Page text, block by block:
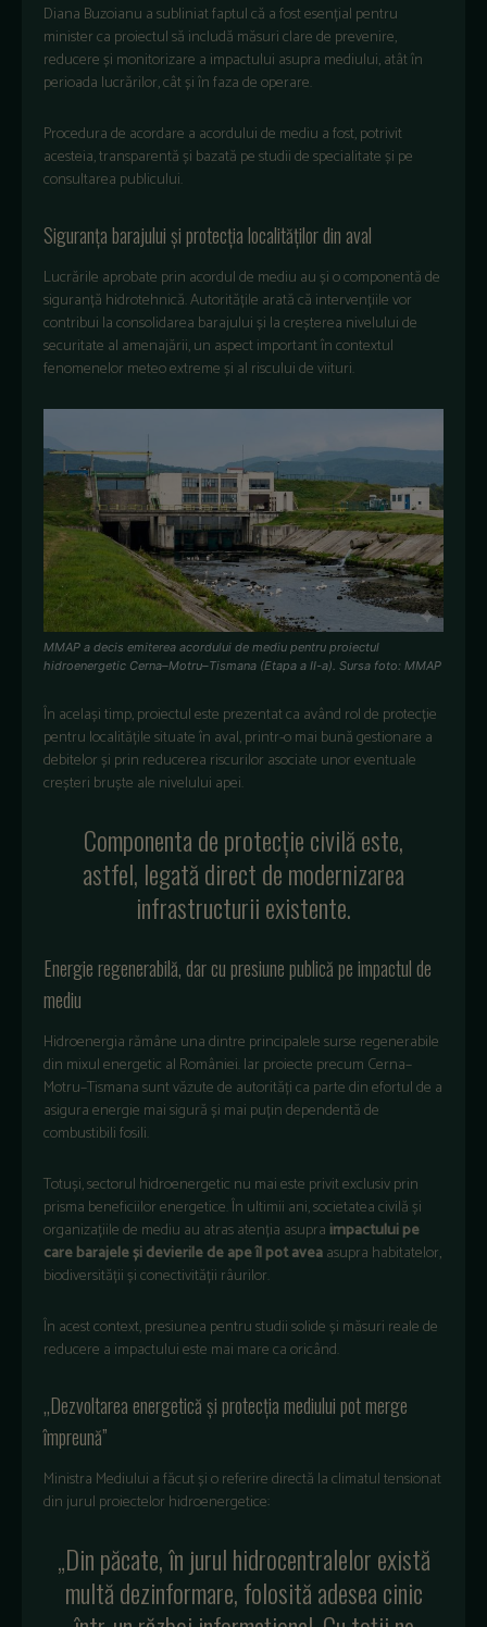
Diana Buzoianu a subliniat faptul că a fost esențial pentru
minister ca proiectul să includă măsuri clare de prevenire,
reducere și monitorizare a impactului asupra mediului, atât în
perioada lucrărilor, cât și în faza de operare.
Procedura de acordare a acordului de mediu a fost, potrivit
acesteia, transparentă și bazată pe studii de specialitate și pe
consultarea publicului.
Siguranța barajului și protecția localităților din aval
Lucrările aprobate prin acordul de mediu au și o componentă de
siguranță hidrotehnică. Autoritățile arată că intervențiile vor
contribui la consolidarea barajului și la creșterea nivelului de
securitate al amenajării, un aspect important în contextul
fenomenelor meteo extreme și al riscului de viituri.
MMAP a decis emiterea acordului de mediu pentru proiectul
hidroenergetic Cerna–Motru–Tismana (Etapa a II-a). Sursa foto: MMAP
În același timp, proiectul este prezentat ca având rol de protecție
pentru localitățile situate în aval, printr-o mai bună gestionare a
debitelor și prin reducerea riscurilor asociate unor eventuale
creșteri bruște ale nivelului apei.
Componenta de protecție civilă este,
astfel, legată direct de modernizarea
infrastructurii existente.
Energie regenerabilă, dar cu presiune publică pe impactul de
mediu
Hidroenergia rămâne una dintre principalele surse regenerabile
din mixul energetic al României. Iar proiecte precum Cerna–
Motru–Tismana sunt văzute de autorități ca parte din efortul de a
asigura energie mai sigură și mai puțin dependentă de
combustibili fosili.
Totuși, sectorul hidroenergetic nu mai este privit exclusiv prin
prisma beneficiilor energetice. În ultimii ani, societatea civilă și
organizațiile de mediu au atras atenția asupra impactului pe
care barajele și devierile de ape îl pot aveaasupra habitatelor,
biodiversității și conectivității râurilor.
În acest context, presiunea pentru studii solide și măsuri reale de
reducere a impactului este mai mare ca oricând.
„Dezvoltarea energetică și protecția mediului pot merge
împreună”
Ministra Mediului a făcut și o referire directă la climatul tensionat
din jurul proiectelor hidroenergetice:
„Din păcate, în jurul hidrocentralelor există
multă dezinformare, folosită adesea cinic